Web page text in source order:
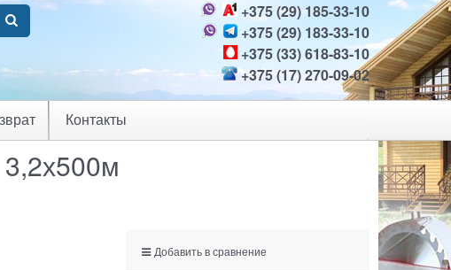
+375 (29) 185-33-10
+375 (29) 183-33-10
+375 (33) 618-83-10
+375 (17) 270-09-02
Контакты
Добавить в сравнение